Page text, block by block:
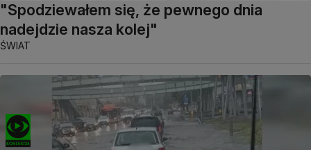
"Spodziewałem się, że pewnego dnia
nadejdzie nasza kolej"
ŚWIAT